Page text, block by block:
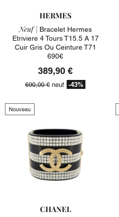
HERMES
Neuf | Bracelet Hermes
Etriviere 4 Tours T15.5 A 17
Cuir Gris Ou Ceinture T71
690€
389,90 €
690,00 € neuf -43%
Nouveau
CHANEL